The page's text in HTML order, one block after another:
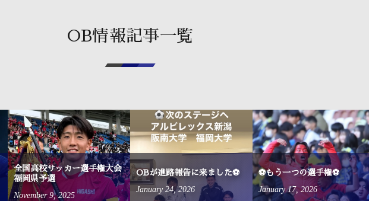
OB情報記事一覧
全国高校サッカー選手権大会
福岡県予選
November 9,2025
OBが進路報告に来ました⚽
January 24,2026
⚽もう一つの選手権⚽
January 17,2026